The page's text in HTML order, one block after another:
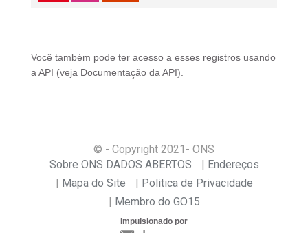
Você também pode ter acesso a esses registros usando
a API (veja Documentação da API ).
© - Copyright 2021 - ONS
Sobre ONS DADOS ABERTOS
Endereços
Mapa do Site
Politica de Privacidade
Membro do GO15
Impulsionado por